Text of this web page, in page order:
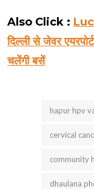
Also Click :
दिल्ली से जेवर
चलेंगी बसें
hapur hpv
cervical
community
dhaulana